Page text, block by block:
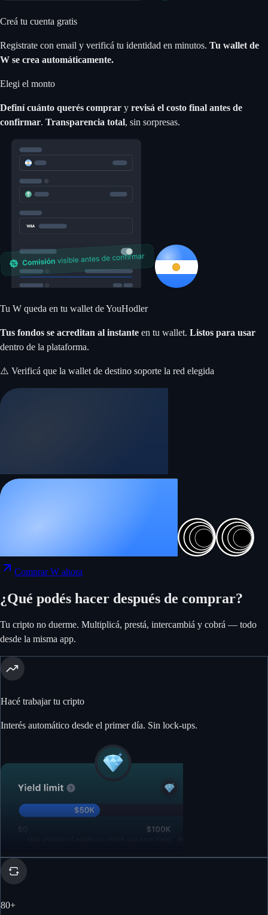
Creá tu cuenta gratis
Registrate con email y verificá tu identidad en minutos. Tu wallet de
W se crea automáticamente.
Elegi el monto
Definí cuánto querés comprar y revisá el costo final antes de
confirmar. Transparencia total, sin sorpresas.
Tu W queda en tu wallet de YouHodler
Tus fondos se acreditan al instante en tu wallet. Listos para usar
dentro de la plataforma.
⚠️ Verificá que la wallet de destino soporte la red elegida
Comprar W ahora
¿Qué podés hacer después de comprar?
Tu cripto no duerme. Multiplicá, prestá, intercambiá y cobrá — todo
desde la misma app.
Hacé trabajar tu cripto
Interés automático desde el primer día. Sin lock-ups.
80+